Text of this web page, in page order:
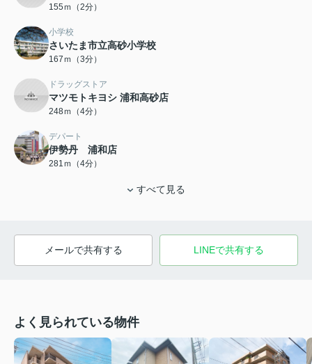
155ｍ（2分）
小学校
さいたま市立高砂小学校
167ｍ（3分）
ドラッグストア
マツモトキヨシ 浦和高砂店
248ｍ（4分）
デパート
伊勢丹 浦和店
281ｍ（4分）
すべて見る
メールで共有する LINEで共有する
よく見られている物件